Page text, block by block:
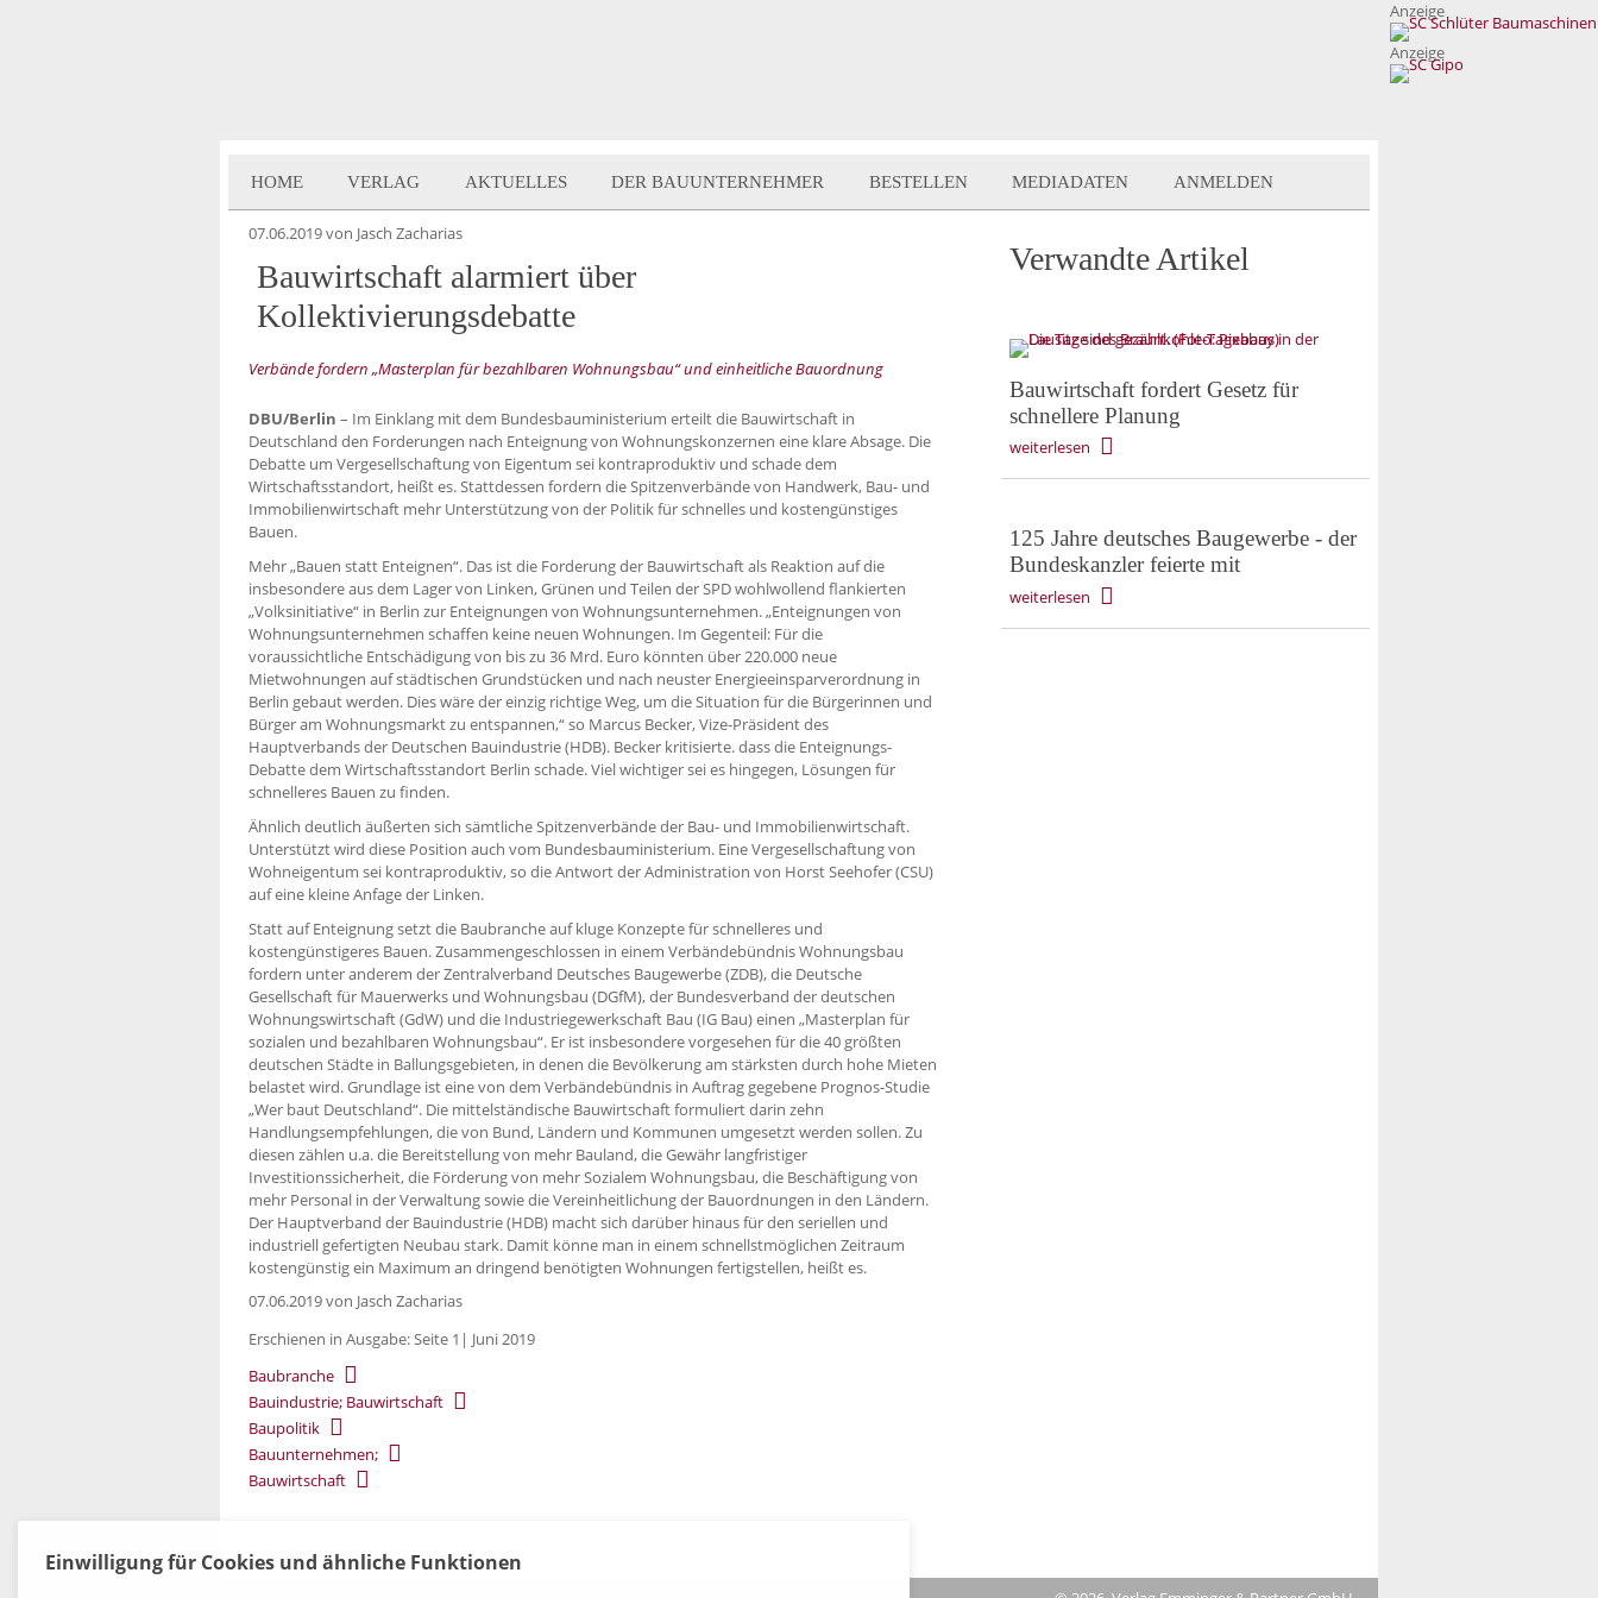
Anzeige
Anzeige
HOME VERLAG AKTUELLES DER BAUUNTERNEHMER BESTELLEN MEDIADATEN ANMELDEN
07.06.2019von Jasch Zacharias
Bauwirtschaft alarmiert über
Kollektivierungsdebatte
Verbände fordern „Masterplan für bezahlbaren Wohnungsbau“ und einheitliche Bauordnung
DBU/Berlin – Im Einklang mit dem Bundesbauministerium erteilt die Bauwirtschaft in
Deutschland den Forderungen nach Enteignung von Wohnungskonzernen eine klare Absage. Die
Debatte um Vergesellschaftung von Eigentum sei kontraproduktiv und schade dem
Wirtschaftsstandort, heißt es. Stattdessen fordern die Spitzenverbände von Handwerk, Bau- und
Immobilienwirtschaft mehr Unterstützung von der Politik für schnelles und kostengünstiges
Bauen.
Mehr „Bauen statt Enteignen“. Das ist die Forderung der Bauwirtschaft als Reaktion auf die
insbesondere aus dem Lager von Linken, Grünen und Teilen der SPD wohlwollend flankierten
„Volksinitiative“ in Berlin zur Enteignungen von Wohnungsunternehmen. „Enteignungen von
Wohnungsunternehmen schaffen keine neuen Wohnungen. Im Gegenteil: Für die
voraussichtliche Entschädigung von bis zu 36 Mrd. Euro könnten über 220.000 neue
Mietwohnungen auf städtischen Grundstücken und nach neuster Energieeinsparverordnung in
Berlin gebaut werden. Dies wäre der einzig richtige Weg, um die Situation für die Bürgerinnen und
Bürger am Wohnungsmarkt zu entspannen,“ so Marcus Becker, Vize-Präsident des
Hauptverbands der Deutschen Bauindustrie (HDB). Becker kritisierte. dass die Enteignungs-
Debatte dem Wirtschaftsstandort Berlin schade. Viel wichtiger sei es hingegen, Lösungen für
schnelleres Bauen zu finden.
Ähnlich deutlich äußerten sich sämtliche Spitzenverbände der Bau- und Immobilienwirtschaft.
Unterstützt wird diese Position auch vom Bundesbauministerium. Eine Vergesellschaftung von
Wohneigentum sei kontraproduktiv, so die Antwort der Administration von Horst Seehofer (CSU)
auf eine kleine Anfage der Linken.
Statt auf Enteignung setzt die Baubranche auf kluge Konzepte für schnelleres und
kostengünstigeres Bauen. Zusammengeschlossen in einem Verbändebündnis Wohnungsbau
fordern unter anderem der Zentralverband Deutsches Baugewerbe (ZDB), die Deutsche
Gesellschaft für Mauerwerks und Wohnungsbau (DGfM), der Bundesverband der deutschen
Wohnungswirtschaft (GdW) und die Industriegewerkschaft Bau (IG Bau) einen „Masterplan für
sozialen und bezahlbaren Wohnungsbau“. Er ist insbesondere vorgesehen für die 40 größten
deutschen Städte in Ballungsgebieten, in denen die Bevölkerung am stärksten durch hohe Mieten
belastet wird. Grundlage ist eine von dem Verbändebündnis in Auftrag gegebene Prognos-Studie
„Wer baut Deutschland“. Die mittelständische Bauwirtschaft formuliert darin zehn
Handlungsempfehlungen, die von Bund, Ländern und Kommunen umgesetzt werden sollen. Zu
diesen zählen u.a. die Bereitstellung von mehr Bauland, die Gewähr langfristiger
Investitionssicherheit, die Förderung von mehr Sozialem Wohnungsbau, die Beschäftigung von
mehr Personal in der Verwaltung sowie die Vereinheitlichung der Bauordnungen in den Ländern.
Der Hauptverband der Bauindustrie (HDB) macht sich darüber hinaus für den seriellen und
industriell gefertigten Neubau stark. Damit könne man in einem schnellstmöglichen Zeitraum
kostengünstig ein Maximum an dringend benötigten Wohnungen fertigstellen, heißt es.
07.06.2019von Jasch Zacharias
Erschienen in Ausgabe: Seite 1| Juni 2019
Baubranche
Bauindustrie; Bauwirtschaft
Baupolitik
Bauunternehmen;
Bauwirtschaft
Verwandte Artikel
Bauwirtschaft fordert Gesetz für
schnellere Planung
weiterlesen
125 Jahre deutsches Baugewerbe - der
Bundeskanzler feierte mit
weiterlesen
Einwilligung für Cookies und ähnliche Funktionen